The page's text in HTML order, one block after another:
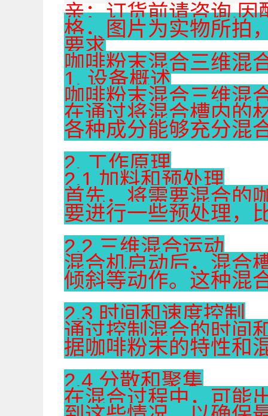
亲：订货前请咨询,因
格，图片为实物所拍
要求
咖啡粉末混合三维混
1. 设备概述
咖啡粉末混合三维混
在通过将混合槽内的
各种成分能够充分混
2. 工作原理
2.1 加料和预处理
首先，将需要混合的
要进行一些预处理，
2.2 三维混合运动
混合机启动后，混合
倾斜等动作。这种混
2.3 时间和速度控制
通过控制混合的时间
据咖啡粉末的特性和
2.4 分散和聚集
在混合过程中，可能